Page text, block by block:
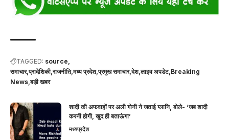
TAGGED: source
समाचार,प्रादेशिकी,राजनीति,मध्य प्रदेश,प्रमुख समाचार,देश,लाइव अपडेट,Breaking
News,बड़ी खबर
शादी की अफवाहों पर अली गोनी ने जताई ग्लानि, बोले- ‘जब शादी
करनी होगी, खुद ही बताऊंगा’
मध्यप्रदेश